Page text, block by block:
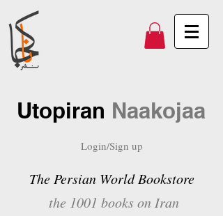
Utopiran Naakojaa
Login/Sign up
The Persian World Bookstore
the 1001 books on Iran